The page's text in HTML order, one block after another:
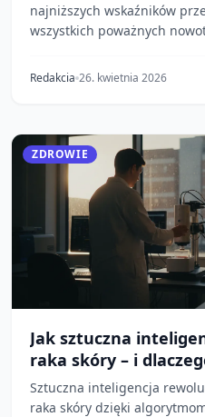
najniższych wskaźników
wszystkich poważnych
Redakcia 26. kwietnia 2026
ZDROWIE
Jak sztuczna
raka skóry – i
znaczenie
Sztuczna inteligencja
raka skóry dzięki